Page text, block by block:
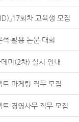
」17회차 교육생 모집
·활용 논문 대회
미(2차) 실시 안내
마케팅 직무 모집
경영사무 직무 모집